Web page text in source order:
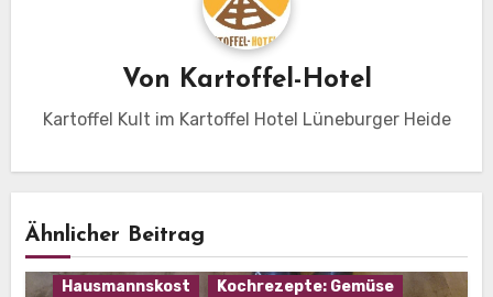
Von Kartoffel-Hotel
Kartoffel Kult im Kartoffel Hotel Lüneburger Heide
Ähnlicher Beitrag
Hausmannskost
Kochrezepte: Gemüse